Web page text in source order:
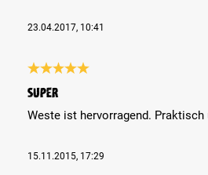
23.04.2017, 10:41
Super
Weste ist hervorragend. Praktisch
15.11.2015, 17:29